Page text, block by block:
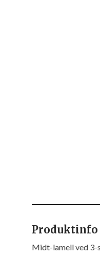
Produktinfo
Midt-lamell ved